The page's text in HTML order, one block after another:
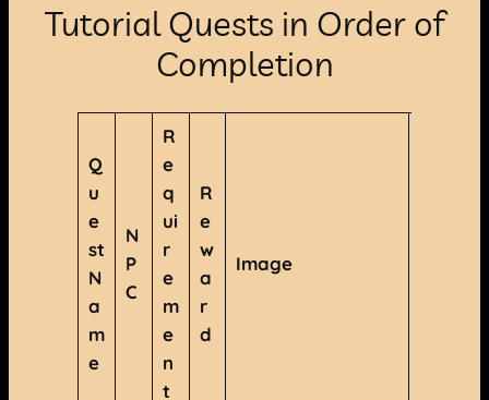
Tutorial Quests in Order of
Completion
Q
u
e
st
N
a
m
e
N
P
C
R
e
q
ui
r
e
m
e
n
t
R
e
w
a
r
d
Image